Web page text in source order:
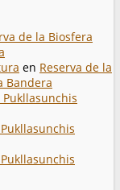
de la Biosfera
en Reserva de la
Bandera
Pukllasunchis